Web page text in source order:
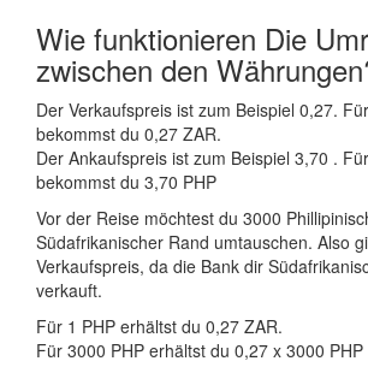
Wie funktionieren Die
zwischen den
Der Verkaufspreis ist zum Beispiel 0,27.
bekommst du 0,27 ZAR.
Der Ankaufspreis ist zum Beispiel 3,70 .
bekommst du 3,70 PHP
Vor der Reise möchtest du 3000
Südafrikanischer Rand umtauschen. Also
Verkaufspreis, da die Bank dir
verkauft.
Für 1 PHP erhältst du 0,27 ZAR.
Für 3000 PHP erhältst du 0,27 x 3000